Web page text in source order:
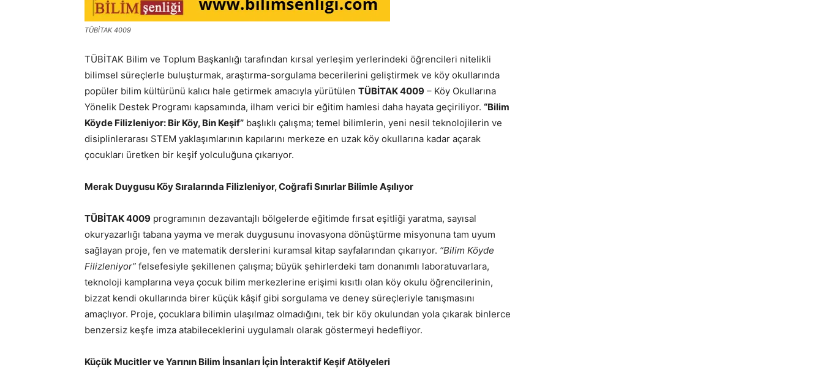
TÜBİTAK 4009
TÜBİTAK Bilim ve Toplum Başkanlığı tarafından kırsal yerleşim yerlerindeki öğrencileri nitelikli
bilimsel süreçlerle buluşturmak, araştırma-sorgulama becerilerini geliştirmek ve köy okullarında
popüler bilim kültürünü kalıcı hale getirmek amacıyla yürütülen TÜBİTAK 4009 – Köy Okullarına
Yönelik Destek Programı kapsamında, ilham verici bir eğitim hamlesi daha hayata geçiriliyor. “Bilim
Köyde Filizleniyor: Bir Köy, Bin Keşif” başlıklı çalışma; temel bilimlerin, yeni nesil teknolojilerin ve
disiplinlerarası STEM yaklaşımlarının kapılarını merkeze en uzak köy okullarına kadar açarak
çocukları üretken bir keşif yolculuğuna çıkarıyor.
Merak Duygusu Köy Sıralarında Filizleniyor, Coğrafi Sınırlar Bilimle Aşılıyor
TÜBİTAK 4009 programının dezavantajlı bölgelerde eğitimde fırsat eşitliği yaratma, sayısal
okuryazarlığı tabana yayma ve merak duygusunu inovasyona dönüştürme misyonuna tam uyum
sağlayan proje, fen ve matematik derslerini kuramsal kitap sayfalarından çıkarıyor. “Bilim Köyde
Filizleniyor” felsefesiyle şekillenen çalışma; büyük şehirlerdeki tam donanımlı laboratuvarlara,
teknoloji kamplarına veya çocuk bilim merkezlerine erişimi kısıtlı olan köy okulu öğrencilerinin,
bizzat kendi okullarında birer küçük kâşif gibi sorgulama ve deney süreçleriyle tanışmasını
amaçlıyor. Proje, çocuklara bilimin ulaşılmaz olmadığını, tek bir köy okulundan yola çıkarak binlerce
benzersiz keşfe imza atabileceklerini uygulamalı olarak göstermeyi hedefliyor.
Küçük Mucitler ve Yarının Bilim İnsanları İçin İnteraktif Keşif Atölyeleri